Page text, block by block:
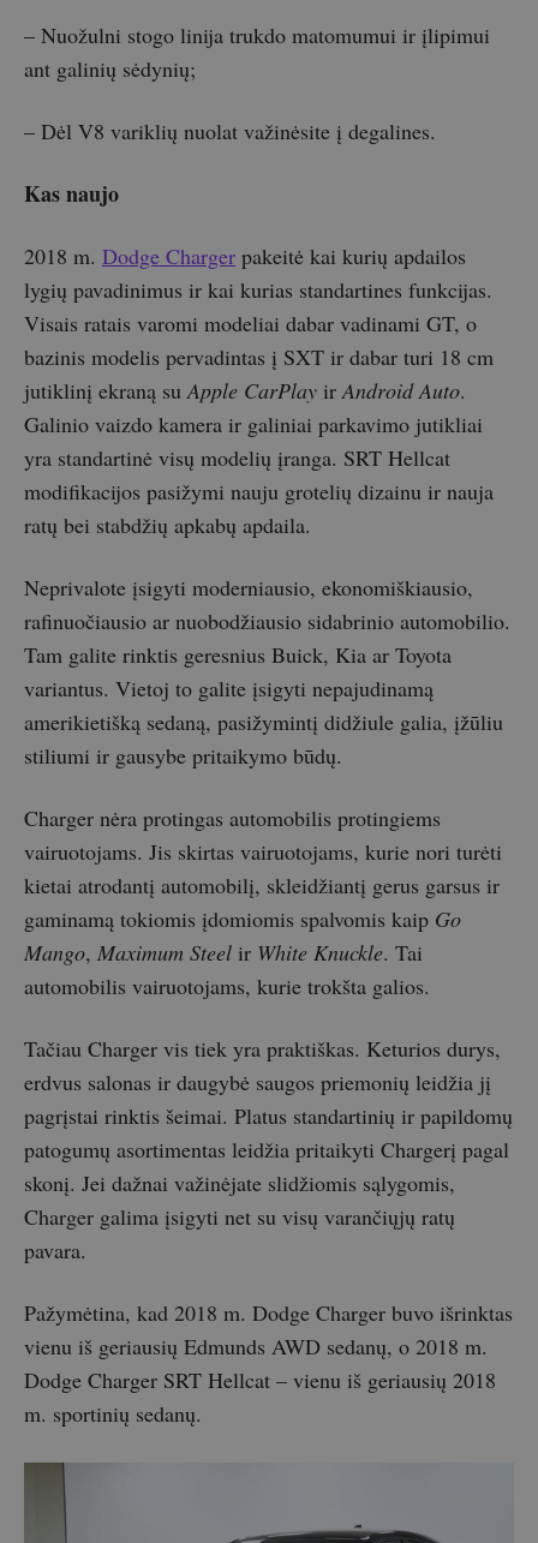
– Nuožulni stogo linija trukdo matomumui ir įlipimui
ant galinių sėdynių;
– Dėl V8 variklių nuolat važinėsite į degalines.
Kas naujo
2018 m. Dodge Charger pakeitė kai kurių apdailos
lygių pavadinimus ir kai kurias standartines funkcijas.
Visais ratais varomi modeliai dabar vadinami GT, o
bazinis modelis pervadintas į SXT ir dabar turi 18 cm
jutiklinį ekraną suApple CarPlay irAndroid Auto.
Galinio vaizdo kamera ir galiniai parkavimo jutikliai
yra standartinė visų modelių įranga. SRT Hellcat
modifikacijos pasižymi nauju grotelių dizainu ir nauja
ratų bei stabdžių apkabų apdaila.
Neprivalote įsigyti moderniausio, ekonomiškiausio,
rafinuočiausio ar nuobodžiausio sidabrinio automobilio.
Tam galite rinktis geresnius Buick, Kia ar Toyota
variantus. Vietoj to galite įsigyti nepajudinamą
amerikietišką sedaną, pasižymintį didžiule galia, įžūliu
stiliumi ir gausybe pritaikymo būdų.
Charger nėra protingas automobilis protingiems
vairuotojams. Jis skirtas vairuotojams, kurie nori turėti
kietai atrodantį automobilį, skleidžiantį gerus garsus ir
gaminamą tokiomis įdomiomis spalvomis kaip Go
Mango, Maximum Steel ir White Knuckle. Tai
automobilis vairuotojams, kurie trokšta galios.
Tačiau Charger vis tiek yra praktiškas. Keturios durys,
erdvus salonas ir daugybė saugos priemonių leidžia jį
pagrįstai rinktis šeimai. Platus standartinių ir papildomų
patogumų asortimentas leidžia pritaikyti Chargerį pagal
skonį. Jei dažnai važinėjate slidžiomis sąlygomis,
Charger galima įsigyti net su visų varančiųjų ratų
pavara.
Pažymėtina, kad 2018 m. Dodge Charger buvo išrinktas
vienu iš geriausių Edmunds AWD sedanų, o 2018 m.
Dodge Charger SRT Hellcat – vienu iš geriausių 2018
m. sportinių sedanų.